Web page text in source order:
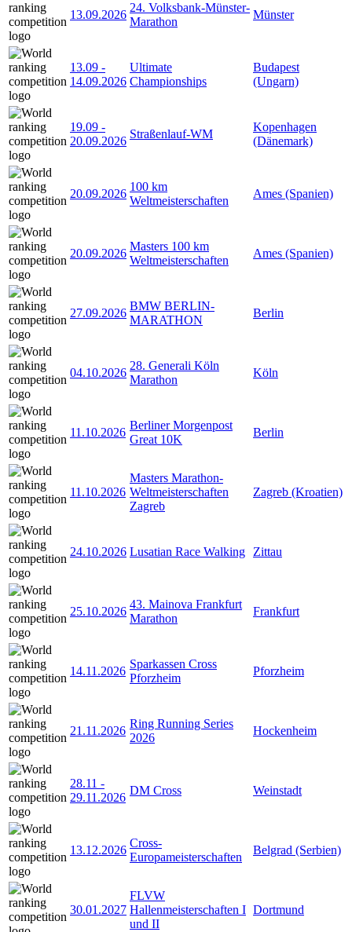
13.09.2026
24. Volksbank-Münster-
Marathon
Münster
13.09 -
14.09.2026
Ultimate
Championships
Budapest
(Ungarn)
19.09 -
20.09.2026
Straßenlauf-WM
Kopenhagen
(Dänemark)
20.09.2026
100 km
Weltmeisterschaften
Ames (Spanien)
20.09.2026
Masters 100 km
Weltmeisterschaften
Ames (Spanien)
27.09.2026
BMW BERLIN-
MARATHON
Berlin
04.10.2026
28. Generali Köln
Marathon
Köln
11.10.2026
Berliner Morgenpost
Great 10K
Berlin
11.10.2026
Masters Marathon-
Weltmeisterschaften
Zagreb
Zagreb (Kroatien)
24.10.2026 Lusatian Race Walking Zittau
25.10.2026
43. Mainova Frankfurt
Marathon
Frankfurt
14.11.2026
Sparkassen Cross
Pforzheim
Pforzheim
21.11.2026
Ring Running Series
2026
Hockenheim
28.11 -
29.11.2026
DM Cross Weinstadt
13.12.2026
Cross-
Europameisterschaften
Belgrad (Serbien)
30.01.2027
FLVW
Hallenmeisterschaften I
und II
Dortmund